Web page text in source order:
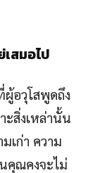
สมอไป
ผู้อวุโสพูดถึง
ะสิ่งเหล่านั้น
เก่า ความ
คุณคงจะไม่